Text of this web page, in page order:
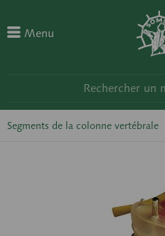
Menu
Segments de la colonne vertébrale